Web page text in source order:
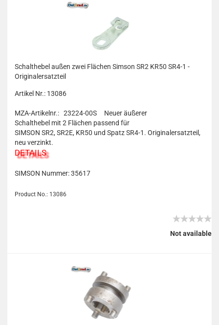
Schalthebel außen zwei Flächen Simson SR2 KR50 SR4-1 -
Originalersatzteil
Artikel Nr.: 13086
MZA-Artikelnr.: 23224-00S
Neuer äußerer
Schalthebel mit 2 Flächen passend für
SIMSON SR2, SR2E, KR50 und Spatz SR4-1. Originalersatzteil,
neu verzinkt.
DETAILS
SIMSON Nummer:35617
Product No.: 13086
Not available